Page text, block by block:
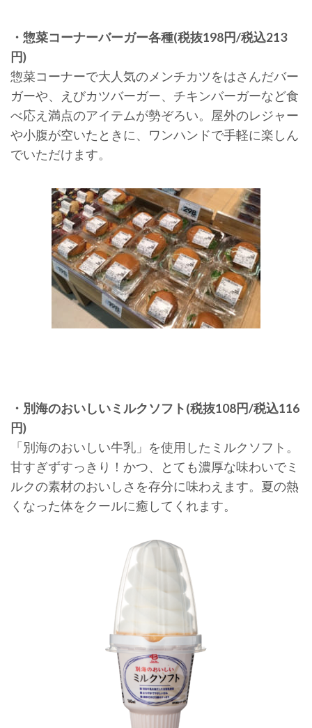
・惣菜コーナーバーガー各種(税抜198円/税込213
円)
惣菜コーナーで大人気のメンチカツをはさんだバー
ガーや、えびカツバーガー、チキンバーガーなど食
べ応え満点のアイテムが勢ぞろい。屋外のレジャー
や小腹が空いたときに、ワンハンドで手軽に楽しん
でいただけます。
・別海のおいしいミルクソフト(税抜108円/税込116
円)
「別海のおいしい牛乳」を使用したミルクソフト。
甘すぎずすっきり！かつ、とても濃厚な味わいでミ
ルクの素材のおいしさを存分に味わえます。夏の熱
くなった体をクールに癒してくれます。